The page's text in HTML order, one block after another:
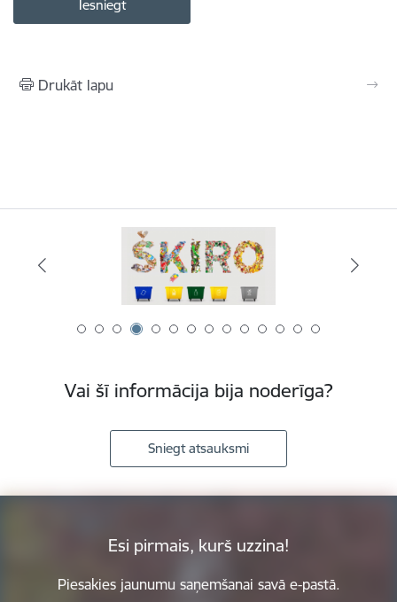
Drukāt lapu
Vai šī informācija bija noderīga?
Sniegt atsauksmi
Esi pirmais, kurš uzzina!
Piesakies jaunumu saņemšanai savā e-pastā.